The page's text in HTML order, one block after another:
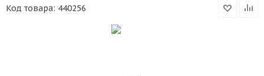
Код товара: 440256